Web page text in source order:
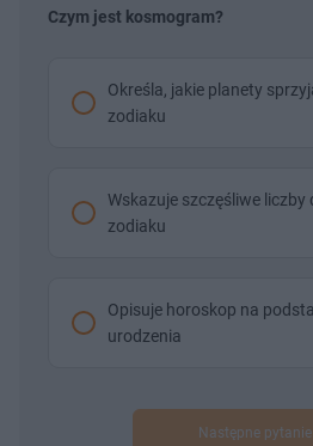
Czym jest kosmogram?
Określa, jakie planety
zodiaku
Wskazuje szczęśliwe liczby
zodiaku
Opisuje horoskop na
urodzenia
Następne pytanie